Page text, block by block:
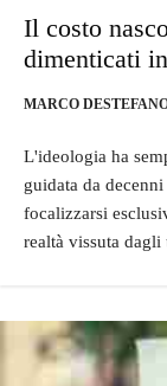
Il costo
dimenticati
MARCO
L'ideologia ha
guidata da
focalizzarsi
realtà vissuta